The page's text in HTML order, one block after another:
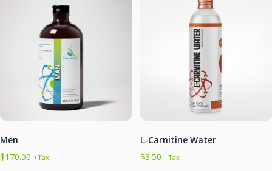
Men
$170.00 +Tax
L-Carnitine Water
$3.50 +Tax